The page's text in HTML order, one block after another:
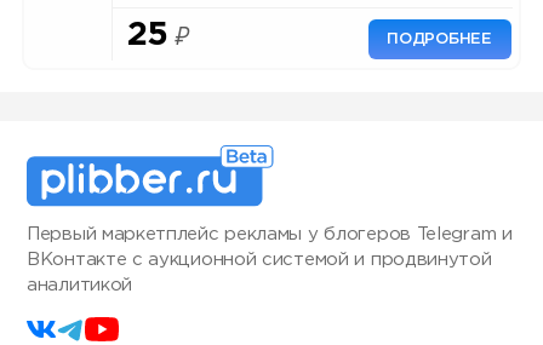
25 ₽ ПОДРОБНЕЕ
Первый маркетплейс рекламы у блогеров Telegram и
ВКонтакте с аукционной системой и продвинутой
аналитикой